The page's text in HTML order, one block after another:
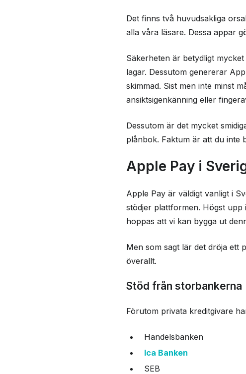
Det finns två huvudsakliga
alla våra läsare. Dessa appar
Säkerheten är betydligt
lagar. Dessutom genererar
skimmad. Sist men inte minst
ansiktsigenkänning eller
Dessutom är det mycket
plånbok. Faktum är att du inte
Apple Pay i
Apple Pay är väldigt vanligt i
stödjer plattformen. Högst upp
hoppas att vi kan bygga ut
Men som sagt lär det dröja ett
överallt.
Stöd från storbankerna
Förutom privata kreditgivare
Handelsbanken
Ica Banken
SEB